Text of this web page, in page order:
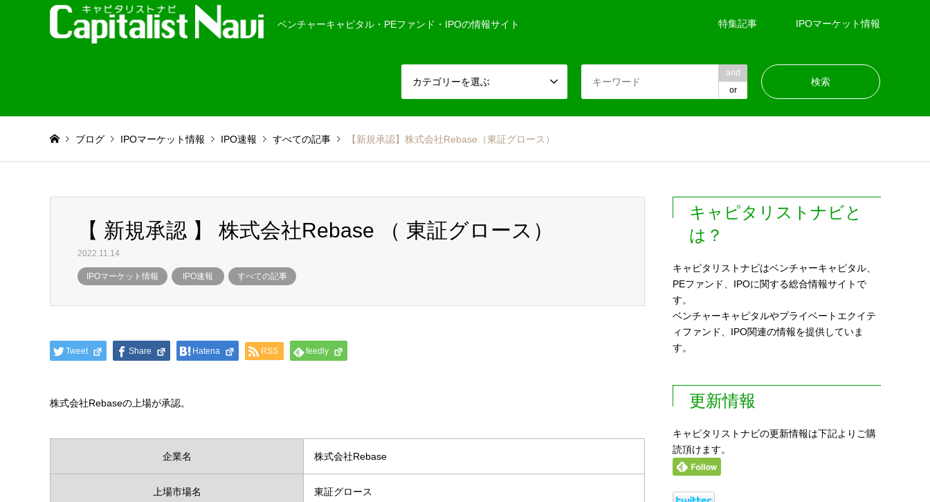
ベンチャーキャピタル・PEファンド・IPOの情報サイト 特集記事 IPOマーケット情報
カテゴリーを選ぶ
and
or
ブログ IPOマーケット情報 IPO速報 すべての記事 【新規承認】株式会社Rebase（東証グロース）
【 新規承認 】 株式会社Rebase （ 東証グロース）
2022.11.14
IPOマーケット情報 IPO速報 すべての記事
Tweet Share Hatena RSS feedly
株式会社Rebaseの上場が承認。
企業名 株式会社Rebase
上場市場名 東証グロース
キャピタリストナビと
は？
キャピタリストナビはベンチャーキャピタル、
PEファンド、IPOに関する総合情報サイトで
す。
ベンチャーキャピタルやプライベートエクイテ
ィファンド、IPO関連の情報を提供していま
す。
更新情報
キャピタリストナビの更新情報は下記よりご購
読頂けます。